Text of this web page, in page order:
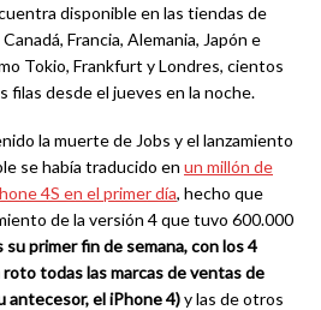
disponible en las tiendas de
Francia, Alemania, Japón e
Tokio, Frankfurt y Londres, cientos
filas desde el jueves en la noche.
la muerte de Jobs y el lanzamiento
se había traducido en un millón de
4S en el primer día, hecho que
de la versión 4 que tuvo 600.000
su primer fin de semana, con los 4
todas las marcas de ventas de
antecesor, el iPhone 4)y las de otros